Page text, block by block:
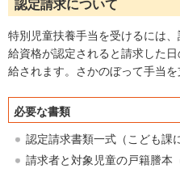
認定請求について
特別児童扶養手当を受けるには
給資格が認定されると請求した
給されます。さかのぼって手当を
必要な書類
認定請求書類一式（こども課
請求者と対象児童の戸籍謄本